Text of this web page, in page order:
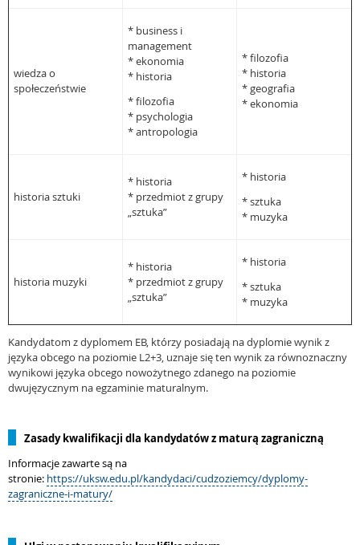
wiedza o
społeczeństwie
* business i
management
* ekonomia
* historia
* filozofia
* psychologia
* antropologia
* filozofia
* historia
* geografia
* ekonomia
historia sztuki
* historia
* przedmiot z grupy
„sztuka”
* historia
* sztuka
* muzyka
historia muzyki
* historia
* przedmiot z grupy
„sztuka”
* historia
* sztuka
* muzyka
Kandydatom z dyplomem EB, którzy posiadają na dyplomie wynik z
języka obcego na poziomie L2+3, uznaje się ten wynik za równoznaczny
wynikowi języka obcego nowożytnego zdanego na poziomie
dwujęzycznym na egzaminie maturalnym.
Zasady kwalifikacji dla kandydatów z maturą zagraniczną
Informacje zawarte są na
stronie: https://uksw.edu.pl/kandydaci/cudzoziemcy/dyplomy-
zagraniczne-i-matury/